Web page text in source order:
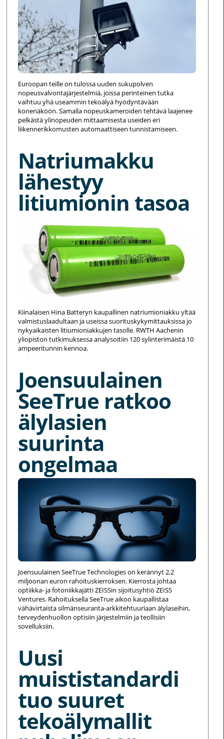
Euroopan teille on tulossa uuden sukupolven
nopeusvalvontajärjestelmiä, joissa perinteinen tutka
vaihtuu yhä useammin tekoälyä hyödyntävään
konenäköön. Samalla nopeuskameroiden tehtävä laajenee
pelkästä ylinopeuden mittaamisesta useiden eri
liikennerikkomusten automaattiseen tunnistamiseen.
Natriumakku
lähestyy
litiumionin tasoa
Kiinalaisen Hina Batteryn kaupallinen natriumioniakku yltää
valmistuslaadultaan ja useissa suorituskykymittauksissa jo
nykyaikaisten litiumioniakkujen tasolle. RWTH Aachenin
yliopiston tutkimuksessa analysoitiin 120 sylinterimäistä 10
ampeeritunnin kennoa.
Joensuulainen
SeeTrue ratkoo
älylasien
suurinta
ongelmaa
Joensuulainen SeeTrue Technologies on kerännyt 2,2
miljoonan euron rahoituskierroksen. Kierrosta johtaa
optiikka- ja fotoniikkajätti ZEISSin sijoitusyhtiö ZEISS
Ventures. Rahoituksella SeeTrue aikoo kaupallistaa
vähävirtaista silmänseuranta-arkkitehtuuriaan älylaseihin,
terveydenhuollon optisiin järjestelmiin ja teollisiin
sovelluksiin.
Uusi
muististandardi
tuo suuret
tekoälymallit